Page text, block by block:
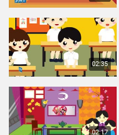
02:40
02:57
02:35
02:17